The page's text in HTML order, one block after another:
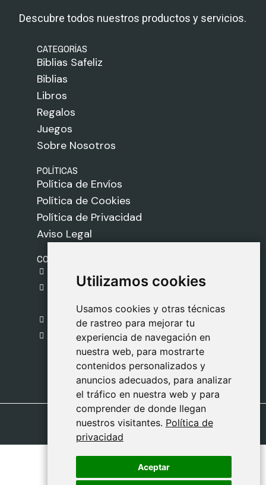
Utilizamos cookies
Usamos cookies y otras técnicas
de rastreo para mejorar tu
experiencia de navegación en
nuestra web, para mostrarte
contenidos personalizados y
anuncios adecuados, para analizar
el tráfico en nuestra web y para
comprender de donde llegan
nuestros visitantes. Política de
privacidad
Aceptar
Utilizamos cookies
Usamos cookies y otras técnicas
de rastreo para mejorar tu
experiencia de navegación en
nuestra web, para mostrarte
contenidos personalizados y
anuncios adecuados, para analizar
el tráfico en nuestra web y para
comprender de donde llegan
nuestros visitantes. Política de
privacidad
Aceptar
Descubre todos nuestros productos y servicios.
CATEGORÍAS
Biblias Safeliz
Biblias
Libros
Regalos
Juegos
Sobre Nosotros
POLÍTICAS
Política de Envíos
Política de Cookies
Política de Privacidad
Aviso Legal
CONTACTO
C. del Pradillo, 6, 28770 Colmenar Viejo,
Madrid
918 459 877
Lunes a Viernes
09:00 - 13:00